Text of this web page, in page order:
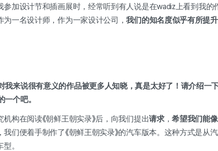
参加设计节和插画展时，经常听到有人说是在wadiz上看到我的
为一名设计师，作为一家设计公司，我们的知名度似乎有所提
我来说很有意义的作品被更多人知晓，真是太好了！请介绍一
个吧。
构在阅读《朝鲜王朝实录》后，向我们提出请求，希望我们能像
我们便着手制作了《朝鲜王朝实录》的汽车版本。这种方式是从
。